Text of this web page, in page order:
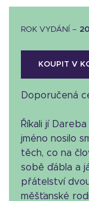
ROK VYDÁNÍ –
KOUPIT V
Doporučená
Říkali jí
jméno nosilo
těch, co na
sobě ďábla a
přátelství
měšťanské